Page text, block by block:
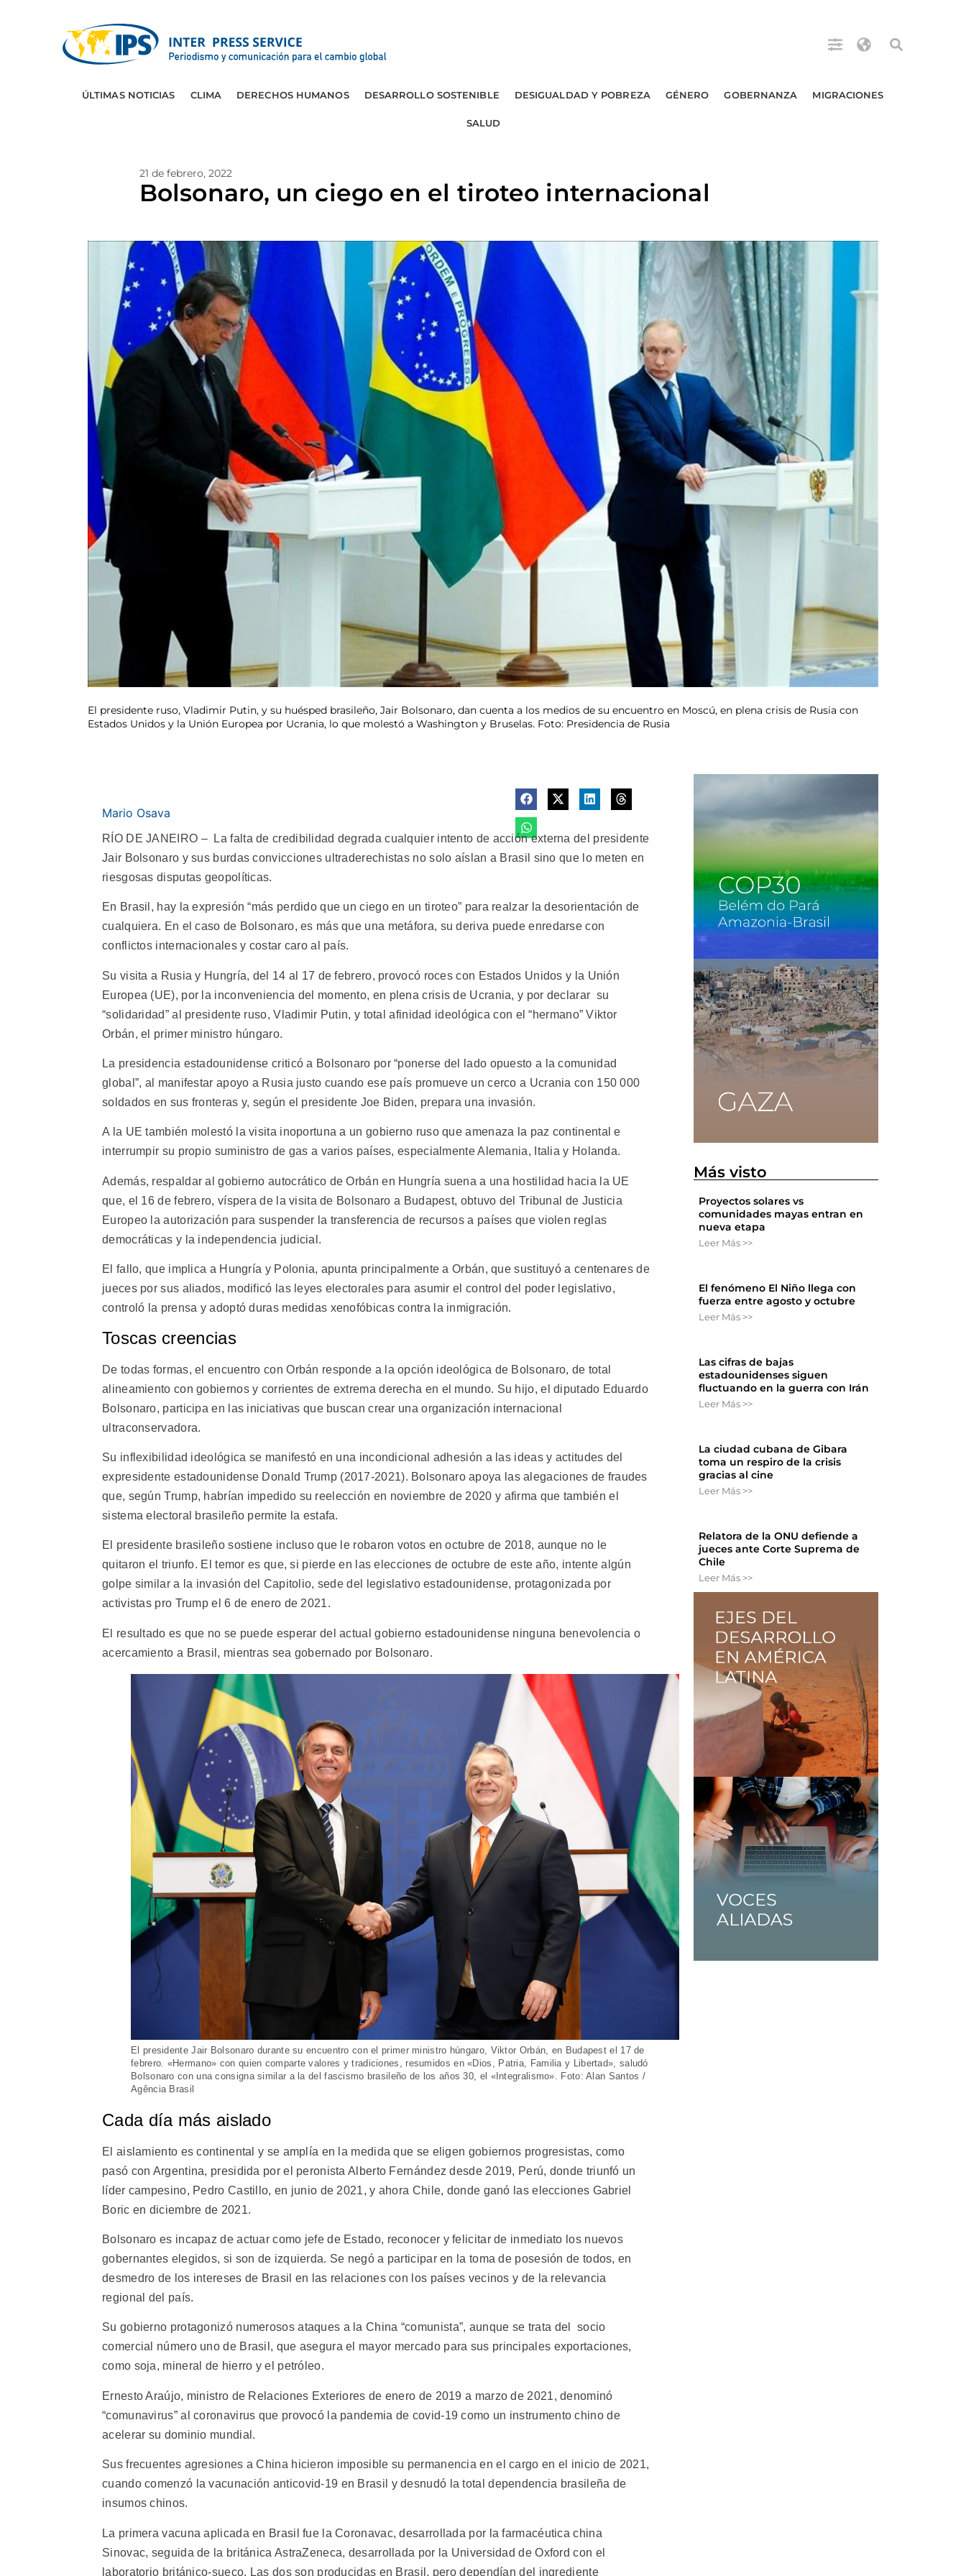
ÚLTIMAS NOTICIAS CLIMA DERECHOS HUMANOS DESARROLLO SOSTENIBLE DESIGUALDAD Y POBREZA GÉNERO GOBERNANZA MIGRACIONES
SALUD
21 de febrero, 2022
Bolsonaro, un ciego en el tiroteo internacional
El presidente ruso, Vladimir Putin, y su huésped brasileño, Jair Bolsonaro, dan cuenta a los medios de su encuentro en Moscú, en plena crisis de Rusia con
Estados Unidos y la Unión Europea por Ucrania, lo que molestó a Washington y Bruselas. Foto: Presidencia de Rusia
Mario Osava
RÍO DE JANEIRO – La falta de credibilidad degrada cualquier intento de acción externa del presidente
Jair Bolsonaro y sus burdas convicciones ultraderechistas no solo aíslan a Brasil sino que lo meten en
riesgosas disputas geopolíticas.
En Brasil, hay la expresión “más perdido que un ciego en un tiroteo” para realzar la desorientación de
cualquiera. En el caso de Bolsonaro, es más que una metáfora, su deriva puede enredarse con
conflictos internacionales y costar caro al país.
Su visita a Rusia y Hungría, del 14 al 17 de febrero, provocó roces con Estados Unidos y la Unión
Europea (UE), por la inconveniencia del momento, en plena crisis de Ucrania, y por declarar su
“solidaridad” al presidente ruso, Vladimir Putin, y total afinidad ideológica con el “hermano” Viktor
Orbán, el primer ministro húngaro.
La presidencia estadounidense criticó a Bolsonaro por “ponerse del lado opuesto a la comunidad
global”, al manifestar apoyo a Rusia justo cuando ese país promueve un cerco a Ucrania con 150 000
soldados en sus fronteras y, según el presidente Joe Biden, prepara una invasión.
A la UE también molestó la visita inoportuna a un gobierno ruso que amenaza la paz continental e
interrumpir su propio suministro de gas a varios países, especialmente Alemania, Italia y Holanda.
Además, respaldar al gobierno autocrático de Orbán en Hungría suena a una hostilidad hacia la UE
que, el 16 de febrero, víspera de la visita de Bolsonaro a Budapest, obtuvo del Tribunal de Justicia
Europeo la autorización para suspender la transferencia de recursos a países que violen reglas
democráticas y la independencia judicial.
El fallo, que implica a Hungría y Polonia, apunta principalmente a Orbán, que sustituyó a centenares de
jueces por sus aliados, modificó las leyes electorales para asumir el control del poder legislativo,
controló la prensa y adoptó duras medidas xenofóbicas contra la inmigración.
Toscas creencias
De todas formas, el encuentro con Orbán responde a la opción ideológica de Bolsonaro, de total
alineamiento con gobiernos y corrientes de extrema derecha en el mundo. Su hijo, el diputado Eduardo
Bolsonaro, participa en las iniciativas que buscan crear una organización internacional
ultraconservadora.
Su inflexibilidad ideológica se manifestó en una incondicional adhesión a las ideas y actitudes del
expresidente estadounidense Donald Trump (2017-2021). Bolsonaro apoya las alegaciones de fraudes
que, según Trump, habrían impedido su reelección en noviembre de 2020 y afirma que también el
sistema electoral brasileño permite la estafa.
El presidente brasileño sostiene incluso que le robaron votos en octubre de 2018, aunque no le
quitaron el triunfo. El temor es que, si pierde en las elecciones de octubre de este año, intente algún
golpe similar a la invasión del Capitolio, sede del legislativo estadounidense, protagonizada por
activistas pro Trump el 6 de enero de 2021.
El resultado es que no se puede esperar del actual gobierno estadounidense ninguna benevolencia o
acercamiento a Brasil, mientras sea gobernado por Bolsonaro.
El presidente Jair Bolsonaro durante su encuentro con el primer ministro húngaro, Viktor Orbán, en Budapest el 17 de
febrero. «Hermano» con quien comparte valores y tradiciones, resumidos en «Dios, Patria, Familia y Libertad», saludó
Bolsonaro con una consigna similar a la del fascismo brasileño de los años 30, el «Integralismo». Foto: Alan Santos /
Agência Brasil
Cada día más aislado
El aislamiento es continental y se amplía en la medida que se eligen gobiernos progresistas, como
pasó con Argentina, presidida por el peronista Alberto Fernández desde 2019, Perú, donde triunfó un
líder campesino, Pedro Castillo, en junio de 2021, y ahora Chile, donde ganó las elecciones Gabriel
Boric en diciembre de 2021.
Bolsonaro es incapaz de actuar como jefe de Estado, reconocer y felicitar de inmediato los nuevos
gobernantes elegidos, si son de izquierda. Se negó a participar en la toma de posesión de todos, en
desmedro de los intereses de Brasil en las relaciones con los países vecinos y de la relevancia
regional del país.
Su gobierno protagonizó numerosos ataques a la China “comunista”, aunque se trata del socio
comercial número uno de Brasil, que asegura el mayor mercado para sus principales exportaciones,
como soja, mineral de hierro y el petróleo.
Ernesto Araújo, ministro de Relaciones Exteriores de enero de 2019 a marzo de 2021, denominó
“comunavirus” al coronavirus que provocó la pandemia de covid-19 como un instrumento chino de
acelerar su dominio mundial.
Sus frecuentes agresiones a China hicieron imposible su permanencia en el cargo en el inicio de 2021,
cuando comenzó la vacunación anticovid-19 en Brasil y desnudó la total dependencia brasileña de
insumos chinos.
La primera vacuna aplicada en Brasil fue la Coronavac, desarrollada por la farmacéutica china
Sinovac, seguida de la británica AstraZeneca, desarrollada por la Universidad de Oxford con el
laboratorio británico-sueco. Las dos son producidas en Brasil, pero dependían del ingrediente
Más visto
Proyectos solares vs
comunidades mayas entran en
nueva etapa
Leer Más >>
El fenómeno El Niño llega con
fuerza entre agosto y octubre
Leer Más >>
Las cifras de bajas
estadounidenses siguen
fluctuando en la guerra con Irán
Leer Más >>
La ciudad cubana de Gibara
toma un respiro de la crisis
gracias al cine
Leer Más >>
Relatora de la ONU defiende a
jueces ante Corte Suprema de
Chile
Leer Más >>